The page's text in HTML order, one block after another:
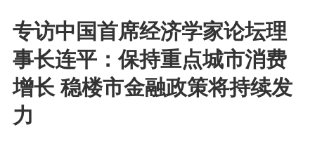
专访中国首席经济学家论坛理
事长连平：保持重点城市消费
增长 稳楼市金融政策将持续发
力